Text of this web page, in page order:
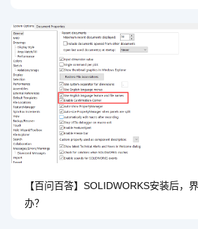
【百问百答】SOLIDWORKS安装后，
办？